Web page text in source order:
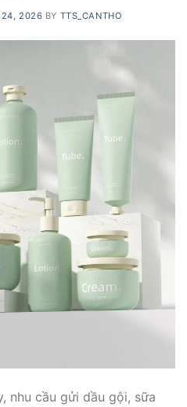
24, 2026 BY TTS_CANTHO
nhu cầu gửi dầu gội, sữa